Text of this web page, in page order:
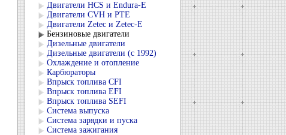
Двигатели HCS и Endura-E
Двигатели CVH и РТЕ
Двигатели Zetec и Zetec-E
Бензиновые двигатели
Дизельные двигатели
Дизельные двигатели (с 1992)
Охлаждение и отопление
Карбюраторы
Впрыск топлива CFI
Впрыск топлива EFI
Впрыск топлива SEFI
Система выпуска
Система зарядки и пуска
Система зажигания